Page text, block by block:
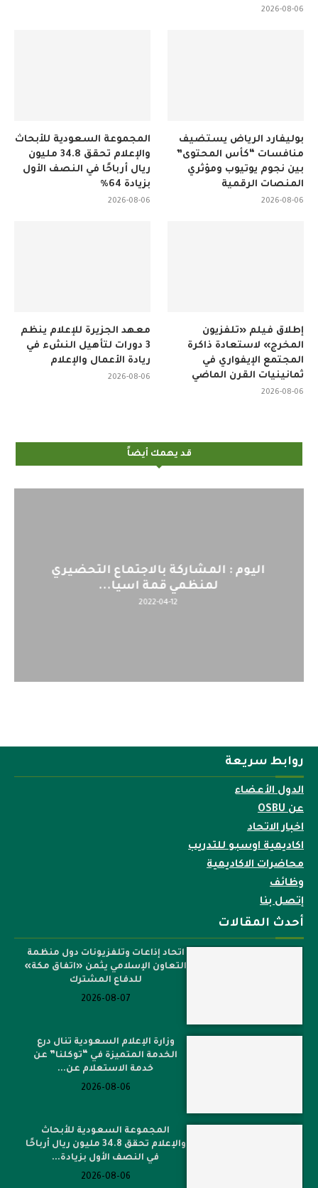
2026-08-06
المجموعة السعودية للأبحاث
والإعلام تحقق 34.8 مليون
ريال أرباحًا في النصف الأول
بزيادة 64%
2026-08-06
بوليفارد الرياض يستضيف
منافسات “كأس المحتوى”
بين نجوم يوتيوب ومؤثري
المنصات الرقمية
2026-08-06
معهد الجزيرة للإعلام ينظم
3 دورات لتأهيل النشء في
ريادة الأعمال والإعلام
2026-08-06
إطلاق فيلم «تلفزيون
المخرج» لاستعادة ذاكرة
المجتمع الإيفواري في
ثمانينيات القرن الماضي
2026-08-06
قد يهمك أيضاً
اليوم : المشاركة بالاجتماع التحضيري
لمنظمي قمة اسيا...
2022-04-12
روابط سريعة
الدول الأعضاء
عن OSBU
اخبار الاتحاد
اكاديمية اوسبو للتدريب
محاضرات الاكاديمية
وظائف
إتصل بنا
أحدث المقالات
اتحاد إذاعات وتلفزيونات دول منظمة
التعاون الإسلامي يثمن «اتفاق مكة»
للدفاع المشترك
2026-08-07
وزارة الإعلام السعودية تنال درع
الخدمة المتميزة في “توكلنا” عن
خدمة الاستعلام عن...
2026-08-06
المجموعة السعودية للأبحاث
والإعلام تحقق 34.8 مليون ريال أرباحًا
في النصف الأول بزيادة...
2026-08-06